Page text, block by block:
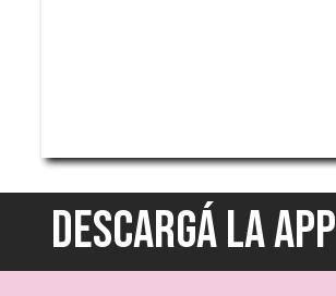
DESCARGÁ LA APP